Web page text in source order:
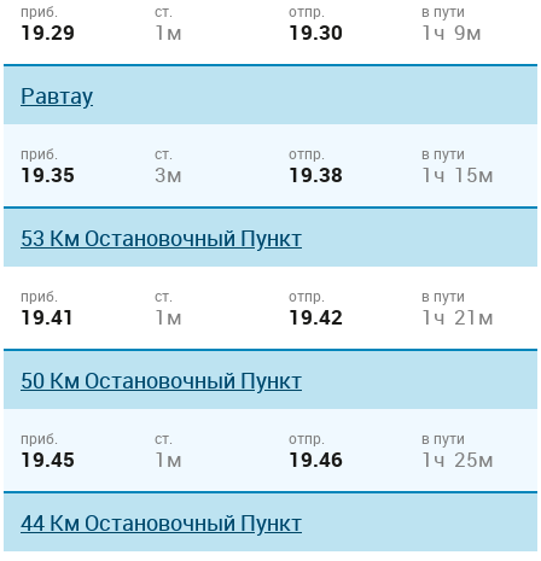
приб.
19.29
ст.
1м
отпр.
19.30
в пути
1ч 9м
Равтау
приб.
19.35
ст.
3м
отпр.
19.38
в пути
1ч 15м
53 Км Остановочный Пункт
приб.
19.41
ст.
1м
отпр.
19.42
в пути
1ч 21м
50 Км Остановочный Пункт
приб.
19.45
ст.
1м
отпр.
19.46
в пути
1ч 25м
44 Км Остановочный Пункт